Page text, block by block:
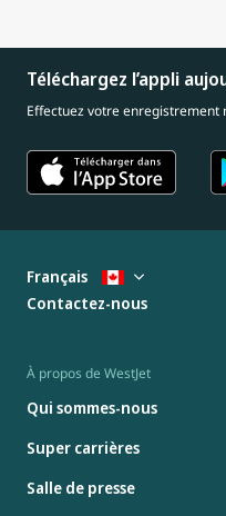
Téléchargez l’appli
Effectuez votre enregistrement
À propos de WestJet
Qui sommes-nous
Super carrières
Salle de presse
Français
Contactez-nous